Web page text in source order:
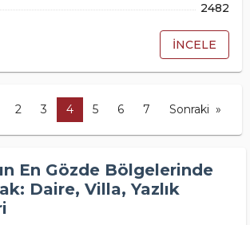
2482
İNCELE
2 3 4 5 6 7 Sonraki
En Gözde Bölgelerinde
Daire, Villa, Yazlık